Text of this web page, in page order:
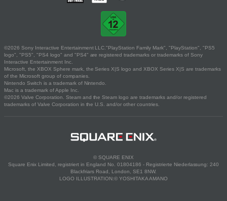
©2026 Sony Interactive Entertainment LLC."PlayStation Family Mark", "PlayStation", "PS5
logo", "PS5", "PS4 logo" and "PS4" are registered trademarks or trademarks of Sony
Interactive Entertainment Inc.
Microsoft, the XBOX Sphere mark, the Series X|S logo and XBOX Series X|S are trademarks
of the Microsoft group of companies.
Nintendo Switch is a trademark of Nintendo.
Mac is a trademark of Apple Inc.
©2026 Valve Corporation. Steam and the Steam logo are trademarks and/or registered
trademarks of Valve Corporation in the U.S. and/or other countries.
© SQUARE ENIX
Square Enix Limited, registriert in England No. 01804186 - Registrierte Niederlassung: 240
Blackfriars Road, London, SE1 8NW.
LOGO ILLUSTRATION:© YOSHITAKA AMANO